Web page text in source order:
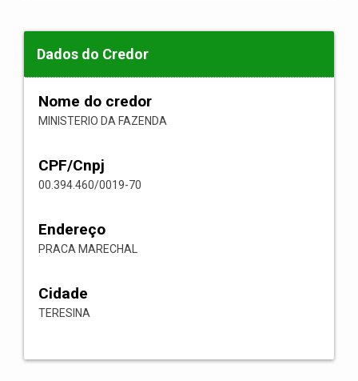
Dados do Credor
Nome do credor
MINISTERIO DA FAZENDA
CPF/Cnpj
00.394.460/0019-70
Endereço
PRACA MARECHAL
Cidade
TERESINA